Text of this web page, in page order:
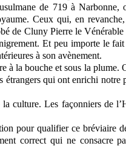
de 719 à Narbonne,
Ceux qui, en
de Cluny Pierre le
Et peu importe le
à son avènement.
à la bouche et sous la
qui ont enrichi notre
culture. Les façonniers de
pour qualifier ce bréviaire
correct qui ne consacre